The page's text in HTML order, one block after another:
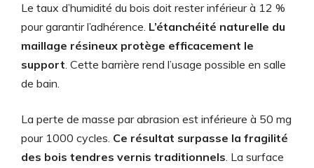
Le taux d’humidité du bois doit rester inférieur à 12 %
pour garantir l’adhérence. L’étanchéité naturelle du
maillage résineux protège efficacement le
support. Cette barrière rend l’usage possible en salle
de bain.
La perte de masse par abrasion est inférieure à 50 mg
pour 1000 cycles. Ce résultat surpasse la fragilité
des bois tendres vernis traditionnels. La surface